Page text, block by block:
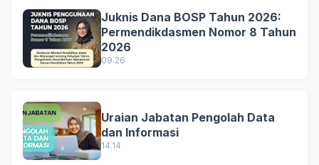
Juknis Dana BOSP Tahun 2026:
Permendikdasmen Nomor 8 Tahun
2026
09.26
Uraian Jabatan Pengolah Data
dan Informasi
14.14